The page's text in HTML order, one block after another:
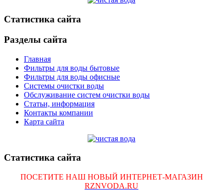
Статистика сайта
Разделы сайта
Главная
Фильтры для воды бытовые
Фильтры для воды офисные
Системы очистки воды
Обслуживание систем очистки воды
Статьи, информация
Контакты компании
Карта сайта
Статистика сайта
ПОСЕТИТЕ НАШ НОВЫЙ ИНТЕРНЕТ-МАГАЗИН
RZNVODA.RU